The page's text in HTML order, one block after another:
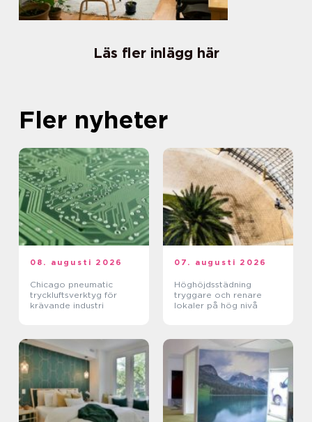
Läs fler inlägg här
Fler nyheter
08. augusti 2026
Chicago pneumatic
tryckluftsverktyg för
krävande industri
07. augusti 2026
Höghöjdsstädning
tryggare och renare
lokaler på hög nivå